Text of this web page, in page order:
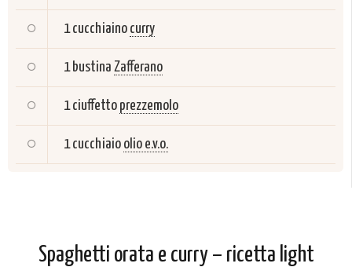
1 cucchiaino curry
1 bustina Zafferano
1 ciuffetto prezzemolo
1 cucchiaio olio e.v.o.
Spaghetti orata e curry – ricetta light